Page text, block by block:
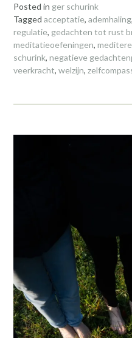
Posted in ger schurink
Tagged acceptatie, ademhaling,
regulatie, gedachten tot rust
meditatieoefeningen,
schurink, negatieve
veerkracht, welzijn,